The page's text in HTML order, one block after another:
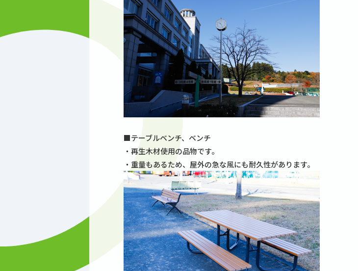
■テーブルベンチ、ベンチ
・再生木材使用の品物です。
・重量もあるため、屋外の急な風にも耐久性があります。